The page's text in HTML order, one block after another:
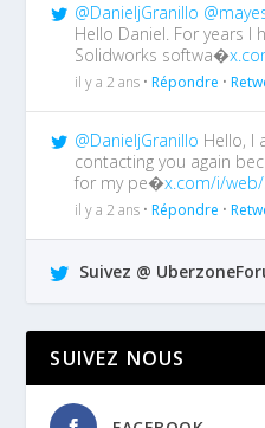
@DanieljGranillo
Hello Daniel. For years I
Solidworks softwa�
il y a 2 ans •Répondre •
@DanieljGranillo Hello, I
contacting you again
for my pe�x.com/i/
il y a 2 ans •Répondre •
Suivez @
SUIVEZ NOUS